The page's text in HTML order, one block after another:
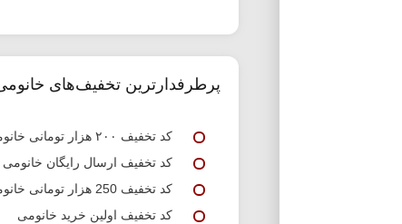
پرطرفدارترین تخفیف‌های
کد تخفیف ۲۰۰ هزار تومانی خانومی
کد تخفیف ارسال رایگان خانومی
کد تخفیف 250 هزار تومانی خانومی
کد تخفیف اولین خرید خانومی